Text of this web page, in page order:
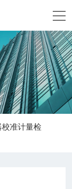
校准计量检